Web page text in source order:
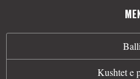
Kushtet e